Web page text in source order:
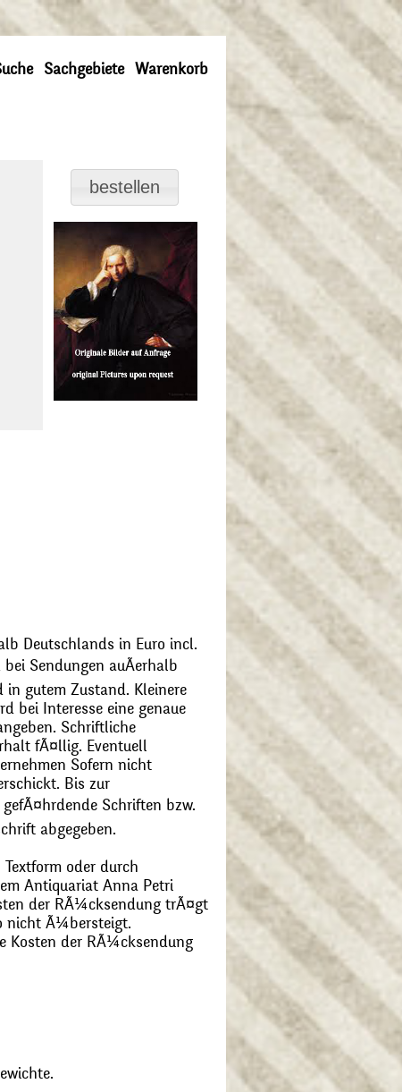
Sachgebiete Warenkorb
Deutschlands in Euro incl.
Sendungen auÃerhalb
gutem Zustand. Kleinere
bei Interesse eine genaue
Schriftliche
fÃ¤llig. Eventuell
Sofern nicht
Bis zur
Schriften bzw.
abgegeben.
oder durch
Antiquariat Anna Petri
der RÃ¼cksendung trÃ¤gt
nicht Ã¼bersteigt.
Kosten der RÃ¼cksendung